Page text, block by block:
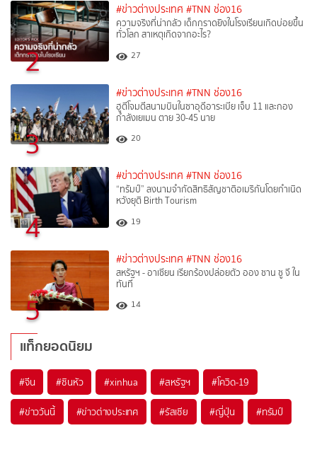
2
#ข่าวต่างประเทศ #TNN ช่อง16
ความจริงที่น่ากลัว เด็กกราดยิงในโรงเรียนเกิดบ่อยขึ้น
ทั่วโลก สาเหตุเกิดจากอะไร?
27
3
#ข่าวต่างประเทศ #TNN ช่อง16
ฮูตีโจมตีสนามบินในซาอุดีอาระเบีย เจ็บ 11 และกอง
กำลังเยเมน ตาย 30-45 นาย
20
4
#ข่าวต่างประเทศ #TNN ช่อง16
“ทรัมป์” ลงนามจำกัดสิทธิสัญชาติอเมริกันโดยกำเนิด
หวังยุติ Birth Tourism
19
5
#ข่าวต่างประเทศ #TNN ช่อง16
สหรัฐฯ - อาเซียน เรียกร้องปล่อยตัว ออง ซาน ซู จี ใน
ทันที
14
แท็กยอดนิยม
#จีน #ซินหัว #xinhua #สหรัฐฯ #โควิด-19
#ข่าววันนี้ #ข่าวต่างประเทศ #รัสเซีย #ญี่ปุ่น #ทรัมป์